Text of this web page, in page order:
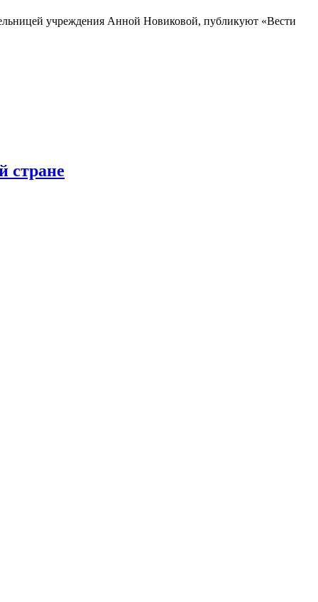
учреждения Анной Новиковой, публикуют «Вести
стране